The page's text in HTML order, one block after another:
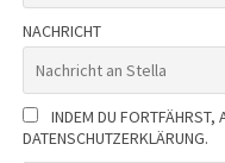
NACHRICHT
INDEM DU FORTFÄHRST,
DATENSCHUTZERKLÄRUNG.